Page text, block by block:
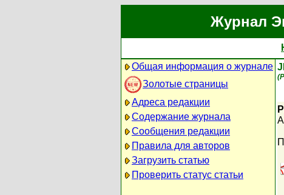
Журнал
Общая информация о журнале
Золотые страницы
Адреса редакции
Содержание журнала
Сообщения редакции
Правила для авторов
Загрузить статью
Проверить статус статьи